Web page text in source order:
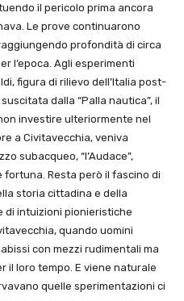
il pericolo prima ancora
Le prove continuarono
profondità di circa
l’epoca. Agli esperimenti
figura di rilievo dell’Italia post-
dalla “Palla nautica”, il
investire ulteriormente nel
a Civitavecchia, veniva
subacqueo, “l’Audace”,
fortuna. Resta però il fascino di
storia cittadina e della
di intuizioni pionieristiche
quando uomini
con mezzi rudimentali ma
il loro tempo. E viene naturale
quelle sperimentazioni ci